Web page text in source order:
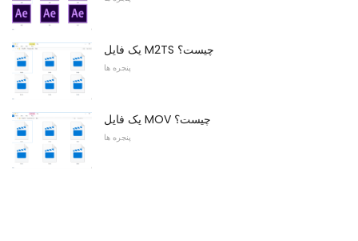
یک فایل M2TS چیست؟
پنجره ها
یک فایل MOV چیست؟
پنجره ها